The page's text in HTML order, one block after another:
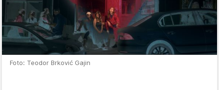
Foto: Teodor Brković Gajin